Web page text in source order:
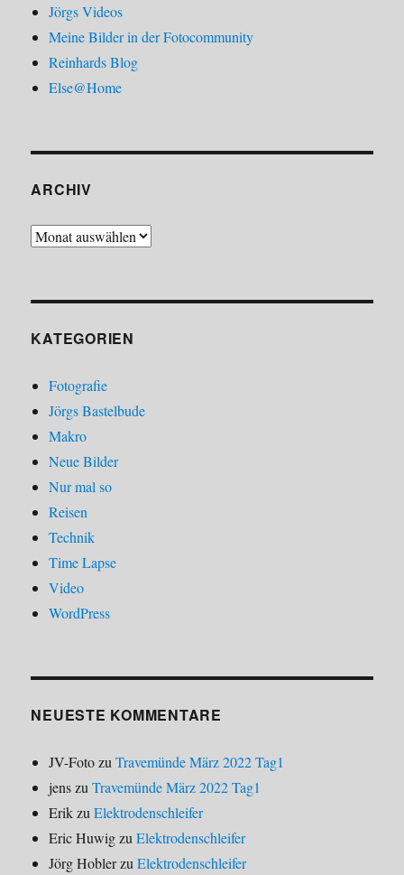
Jörgs Videos
Meine Bilder in der Fotocommunity
Reinhards Blog
Else@Home
ARCHIV
Archiv
KATEGORIEN
Fotografie
Jörgs Bastelbude
Makro
Neue Bilder
Nur mal so
Reisen
Technik
Time Lapse
Video
WordPress
NEUESTE KOMMENTARE
JV-FotozuTravemünde März 2022 Tag1
jenszuTravemünde März 2022 Tag1
ErikzuElektrodenschleifer
Eric HuwigzuElektrodenschleifer
Jörg HoblerzuElektrodenschleifer